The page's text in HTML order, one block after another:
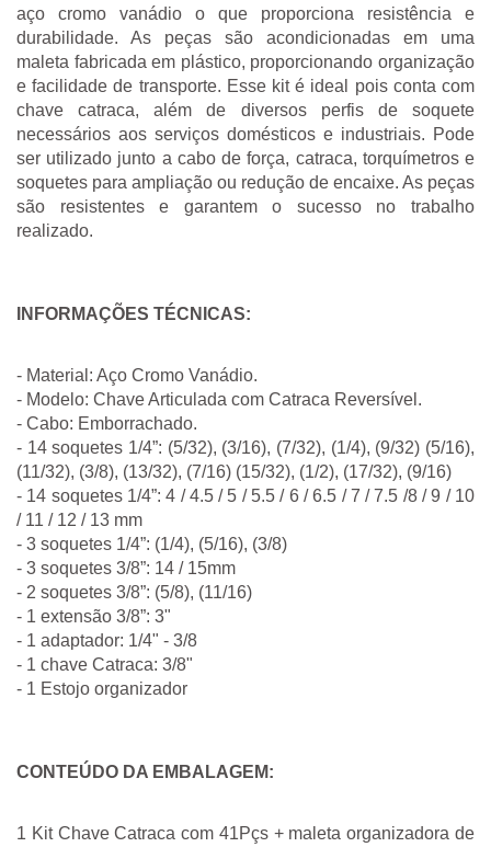
aço cromo vanádio o que proporciona resistência e
durabilidade. As peças são acondicionadas em uma
maleta fabricada em plástico, proporcionando organização
e facilidade de transporte. Esse kit é ideal pois conta com
chave catraca, além de diversos perfis de soquete
necessários aos serviços domésticos e industriais. Pode
ser utilizado junto a cabo de força, catraca, torquímetros e
soquetes para ampliação ou redução de encaixe. As peças
são resistentes e garantem o sucesso no trabalho
realizado.
INFORMAÇÕES TÉCNICAS:
- Material: Aço Cromo Vanádio.
- Modelo: Chave Articulada com Catraca Reversível.
- Cabo: Emborrachado.
- 14 soquetes 1/4”: (5/32), (3/16), (7/32), (1/4), (9/32) (5/16),
(11/32), (3/8), (13/32), (7/16) (15/32), (1/2), (17/32), (9/16)
- 14 soquetes 1/4”: 4 / 4.5 / 5 / 5.5 / 6 / 6.5 / 7 / 7.5 /8 / 9 / 10
/ 11 / 12 / 13 mm
- 3 soquetes 1/4”: (1/4), (5/16), (3/8)
- 3 soquetes 3/8”: 14 / 15mm
- 2 soquetes 3/8”: (5/8), (11/16)
- 1 extensão 3/8”: 3"
- 1 adaptador: 1/4" - 3/8
- 1 chave Catraca: 3/8"
- 1 Estojo organizador
CONTEÚDO DA EMBALAGEM:
1 Kit Chave Catraca com 41Pçs + maleta organizadora de